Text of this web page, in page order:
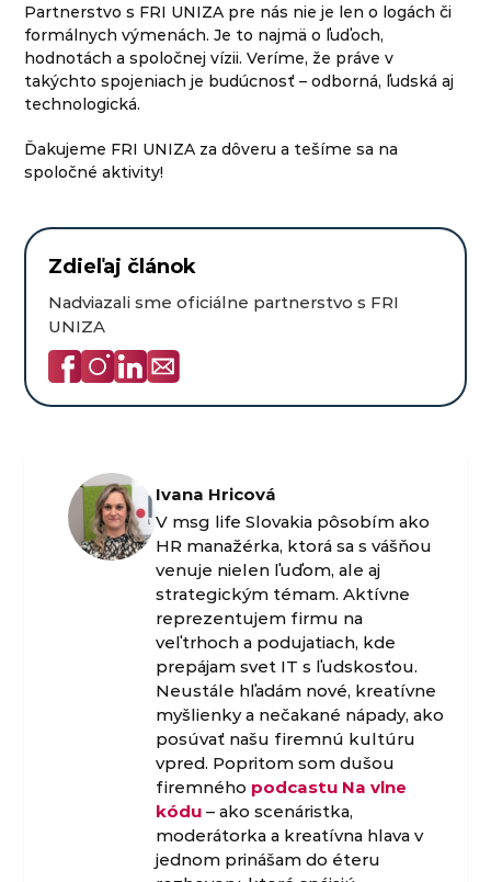
Partnerstvo s FRI UNIZA pre nás nie je len o logách či
formálnych výmenách. Je to najmä o ľuďoch,
hodnotách a spoločnej vízii. Veríme, že práve v
takýchto spojeniach je budúcnosť – odborná, ľudská aj
technologická.
Ďakujeme FRI UNIZA za dôveru a tešíme sa na
spoločné aktivity!
Zdieľaj článok
Nadviazali sme oficiálne partnerstvo s FRI
UNIZA
Ivana Hricová
V msg life Slovakia pôsobím ako
HR manažérka, ktorá sa s vášňou
venuje nielen ľuďom, ale aj
strategickým témam. Aktívne
reprezentujem firmu na
veľtrhoch a podujatiach, kde
prepájam svet IT s ľudskosťou.
Neustále hľadám nové, kreatívne
myšlienky a nečakané nápady, ako
posúvať našu firemnú kultúru
vpred. Popritom som dušou
firemného podcastu Na vlne
kódu – ako scenáristka,
moderátorka a kreatívna hlava v
jednom prinášam do éteru